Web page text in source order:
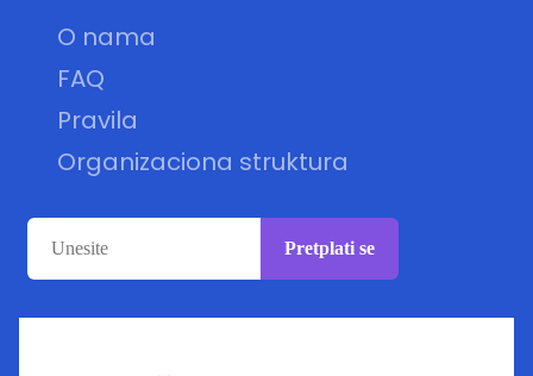
O nama
FAQ
Pravila
Organizaciona struktura
Pretplati se